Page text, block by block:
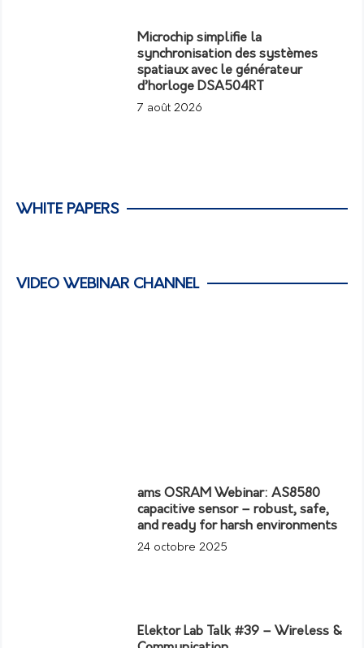
Microchip simplifie la
synchronisation des systèmes
spatiaux avec le générateur
d’horloge DSA504RT
7 août 2026
WHITE PAPERS
VIDEO WEBINAR CHANNEL
ams OSRAM Webinar: AS8580
capacitive sensor – robust, safe,
and ready for harsh environments
24 octobre 2025
Elektor Lab Talk #39 – Wireless &